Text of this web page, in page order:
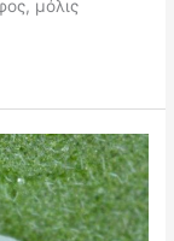
μόλις